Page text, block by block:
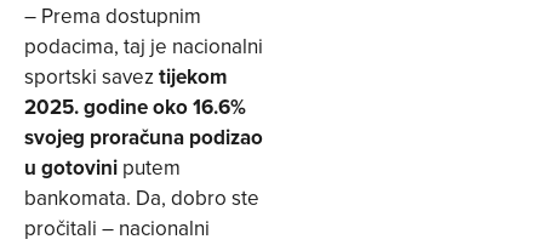
– Prema dostupnim
podacima, taj je nacionalni
sportski saveztijekom
2025. godine oko 16.6%
svojeg proračuna podizao
u gotovini putem
bankomata. Da, dobro ste
pročitali – nacionalni